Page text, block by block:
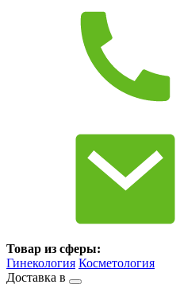
Товар из сферы:
Гинекология Косметология
Доставка в